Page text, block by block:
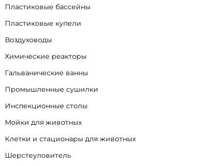
Пластиковые бассейны
Пластиковые купели
Воздуховоды
Химические реакторы
Гальванические ванны
Промышленные сушилки
Инспекционные столы
Мойки для животных
Клетки и стационары для животных
Шерстеуловитель